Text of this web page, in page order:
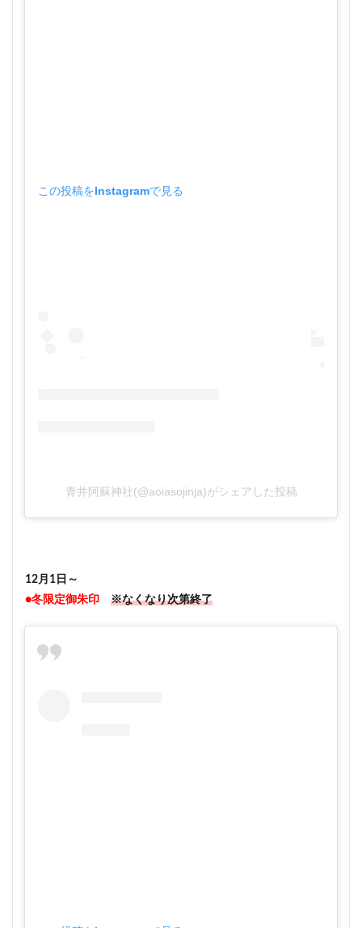
この投稿をInstagramで見る
青井阿蘇神社(@aoiasojinja)がシェアした投稿
12月1日～
●冬限定御朱印
※なくなり次第終了